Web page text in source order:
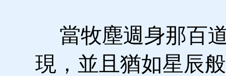
當牧塵週身那百
現，並且猶如星辰